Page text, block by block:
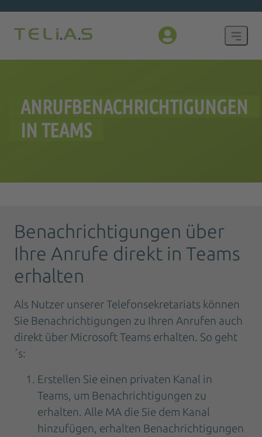
ANRUFBENACHRICHTIGUNGEN
IN TEAMS
Benachrichtigungen über
Ihre Anrufe direkt in Teams
erhalten
Als Nutzer unserer Telefonsekretariats können
Sie Benachrichtigungen zu Ihren Anrufen auch
direkt über Microsoft Teams erhalten. So geht
´s:
Erstellen Sie einen privaten Kanal in
Teams, um Benachrichtigungen zu
erhalten. Alle MA die Sie dem Kanal
hinzufügen, erhalten Benachrichtigungen